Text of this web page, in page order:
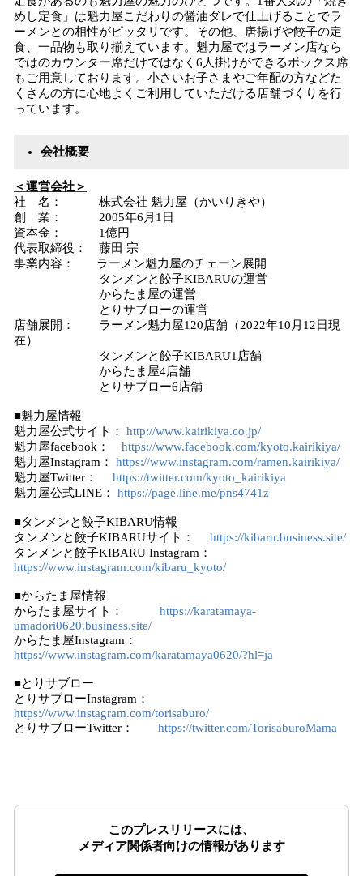
めし定食」は魁力屋こだわりの醤油ダレで仕上げることでラ
ーメンとの相性がピッタリです。その他、唐揚げや餃子の定
食、一品物も取り揃えています。魁力屋ではラーメン店なら
ではのカウンター席だけではなく6人掛けができるボックス席
もご用意しております。小さいお子さまやご年配の方などた
くさんの方に心地よくご利用していただける店舗づくりを行
っています。
会社概要
＜運営会社＞
社 名： 株式会社 魁力屋（かいりきや）
創 業： 2005年6月1日
資本金： 1億円
代表取締役： 藤田 宗
事業内容： ラーメン魁力屋のチェーン展開
タンメンと餃子KIBARUの運営
からたま屋の運営
とりサブローの運営
店舗展開： ラーメン魁力屋120店舗（2022年10月12日現
在）
タンメンと餃子KIBARU1店舗
からたま屋4店舗
とりサブロー6店舗
■魁力屋情報
魁力屋公式サイト： http://www.kairikiya.co.jp/
魁力屋facebook： https://www.facebook.com/kyoto.kairikiya/
魁力屋Instagram： https://www.instagram.com/ramen.kairikiya/
魁力屋Twitter： https://twitter.com/kyoto_kairikiya
魁力屋公式LINE： https://page.line.me/pns4741z
■タンメンと餃子KIBARU情報
タンメンと餃子KIBARUサイト： https://kibaru.business.site/
タンメンと餃子KIBARU Instagram：
https://www.instagram.com/kibaru_kyoto/
■からたま屋情報
からたま屋サイト： https://karatamaya-
umadori0620.business.site/
からたま屋Instagram：
https://www.instagram.com/karatamaya0620/?hl=ja
■とりサブロー
とりサブローInstagram：
https://www.instagram.com/torisaburo/
とりサブローTwitter： https://twitter.com/TorisaburoMama
このプレスリリースには、
メディア関係者向けの情報があります